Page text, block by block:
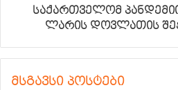
საქართველომ
ლარის დოვლათის
მსგავსი პოსტები